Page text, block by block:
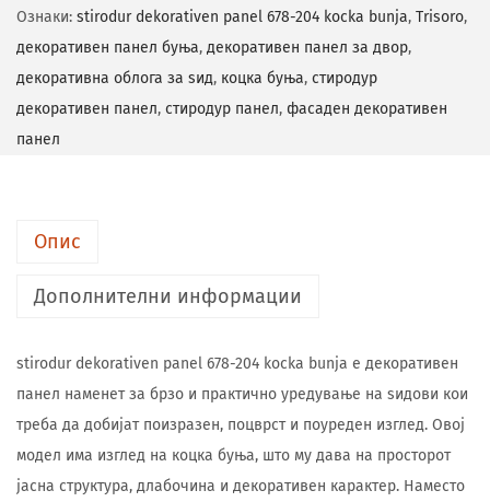
Ознаки: stirodur dekorativen panel 678-204 kocka bunja, Trisoro,
декоративен панел буња, декоративен панел за двор,
декоративна облога за ѕид, коцка буња, стиродур
декоративен панел, стиродур панел, фасаден декоративен
панел
Опис
Дополнителни информации
stirodur dekorativen panel 678-204 kocka bunja е декоративен
панел наменет за брзо и практично уредување на ѕидови кои
треба да добијат поизразен, поцврст и поуреден изглед. Овој
модел има изглед на коцка буња, што му дава на просторот
јасна структура, длабочина и декоративен карактер. Наместо